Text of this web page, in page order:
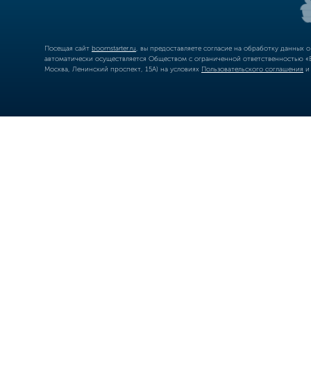
Посещая сайт boomstarter.ru , вы предоставляете согласие на обработку
автоматически осуществляется Обществом с ограниченной
Москва, Ленинский проспект, 15А) на условиях Пользовательского соглашения и